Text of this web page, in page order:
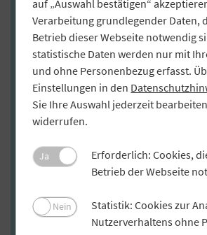
werben
1. VR-Bank Feuchtwangen-
Kurzpraktika an
Während des Corona-Lockdowns sah
Feuchtwangen-Dinkelsbühl
Praktikumsangebot für Schülerinnen
auszusetzen. Keine ideale Situation:
die jungen Menschen während der
Einblicke in den Arbeitsalltag einer
VR-Bank Feuchtwangen-Dinkelsbühl
wertvolle Kontakte zu möglichen
knüpfen. „Wir vergeben gerne
auf „Auswahl bestätigen“
Verarbeitung grundlegender Daten,
Betrieb dieser Webseite notwendig
statistische Daten werden nur mit
und ohne Personenbezug erfasst.
Einstellungen in den
Sie Ihre Auswahl jederzeit
widerrufen.
Ja
Erforderlich: Cookies,
Betrieb der Webseite
Nein
Statistik: Cookies zur
Nutzerverhaltens ohne